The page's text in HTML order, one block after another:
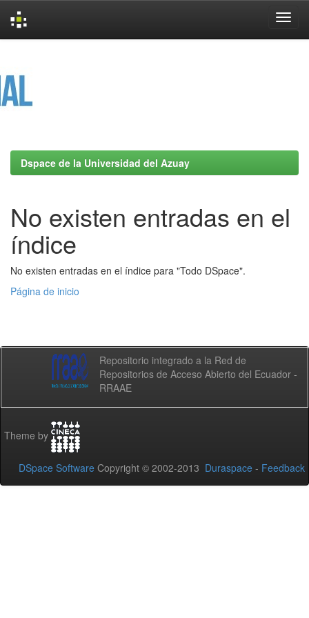
Dspace de la Universidad del Azuay
No existen entradas en el
índice
No existen entradas en el índice para "Todo DSpace".
Página de inicio
Repositorio integrado a la Red de
Repositorios de Acceso Abierto del Ecuador -
RRAAE
Theme by
DSpace Software Copyright © 2002-2013 Duraspace - Feedback